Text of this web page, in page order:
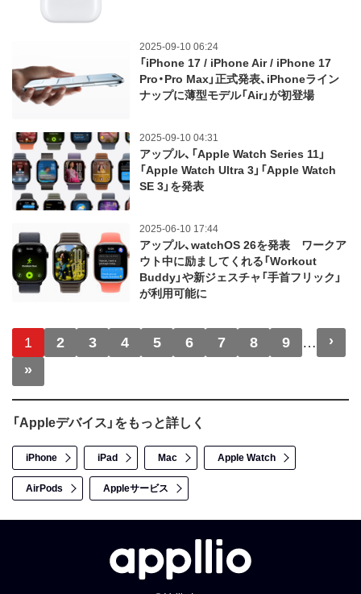
2025-09-10 06:24
「iPhone 17 / iPhone Air / iPhone 17
Pro・Pro Max」正式発表、iPhoneライン
ナップに薄型モデル「Air」が初登場
2025-09-10 04:31
アップル、「Apple Watch Series 11」
「Apple Watch Ultra 3」「Apple Watch
SE 3」を発表
2025-06-10 17:44
アップル、watchOS 26を発表 ワークア
ウト中に励ましてくれる「Workout
Buddy」や新ジェスチャ「手首フリック」
が利用可能に
ページ送り
1 2 3 4 5 6 7 8 9 … ›
»最終ページ
「Appleデバイス」をもっと詳しく
iPhone iPad Mac Apple Watch
AirPods Appleサービス